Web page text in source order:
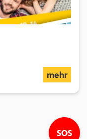
mehr
SOS